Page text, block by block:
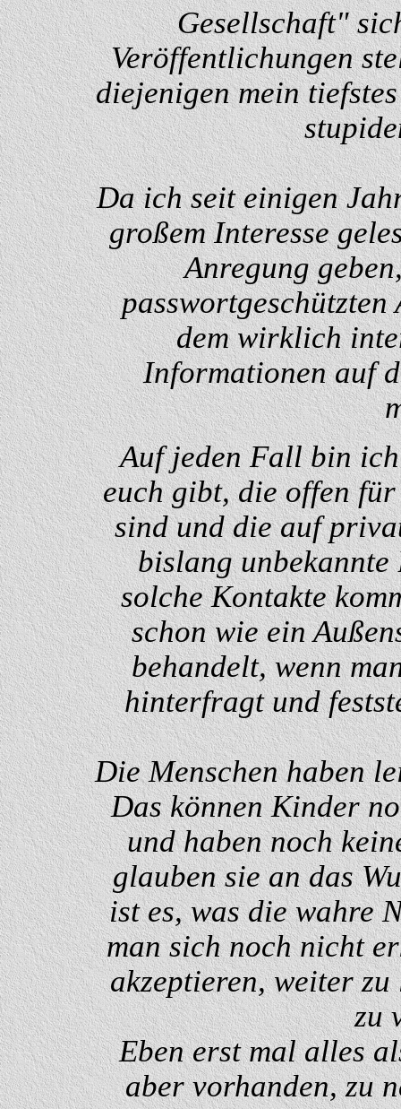
Gesellschaft"
Veröffentlichungen
diejenigen mein
Da ich seit einigen
großem Interesse
Anregung
passwortgeschützten
dem wirklich
Informationen auf
Auf jeden Fall bin
euch gibt, die offen
sind und die auf
bislang unbekannte
solche Kontakte
schon wie ein
behandelt, wenn
hinterfragt und
Die Menschen haben
Das können Kinder
und haben noch
glauben sie an das
ist es, was die wahre
man sich noch nicht
akzeptieren, weiter
zu
Eben erst mal alles
aber vorhanden, zu